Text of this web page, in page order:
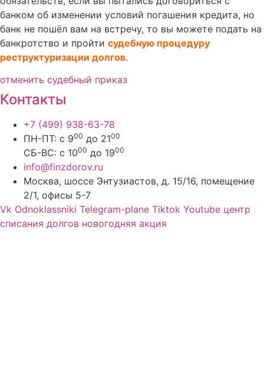
банком об изменении условий погашения кредита, но
банк не пошёл вам на встречу, то вы можете подать на
банкротство и пройти судебную процедуру
реструктуризации долгов.
отменить судебный приказ
Контакты
+7 (499) 938-63-78
ПН-ПТ: с 900 до 2100
СБ-ВС: с 1000 до 1900
info@finzdorov.ru
Москва, шоссе Энтузиастов, д. 15/16, помещение
2/1, офисы 5-7
Vk Odnoklassniki Telegram-plane Tiktok Youtube центр
списания долгов новогодняя акция